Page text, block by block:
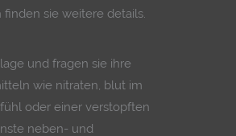
sie weitere details.
und fragen sie ihre
wie nitraten, blut im
oder einer verstopften
neben- und